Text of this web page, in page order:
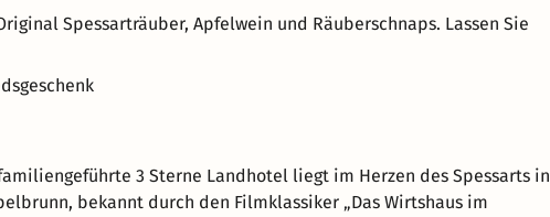
Spessarträuber, Apfelwein und Räuberschnaps. Lassen Sie
3 Sterne Landhotel liegt im Herzen des Spessarts in
bekannt durch den Filmklassiker „Das Wirtshaus im